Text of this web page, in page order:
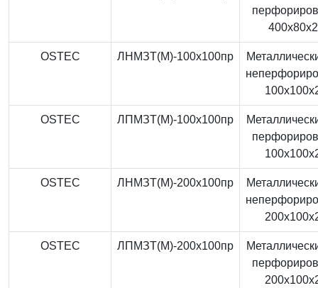
OSTEC ЛНМЗТ(М)-100x100пр
OSTEC ЛПМЗТ(М)-100x100пр
OSTEC ЛНМЗТ(М)-200x100пр
OSTEC ЛПМЗТ(М)-200x100пр